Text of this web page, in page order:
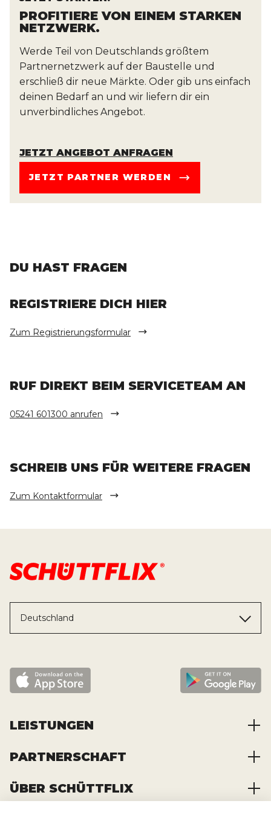
PROFITIERE VON EINEM STARKEN
NETZWERK.
Werde Teil von Deutschlands größtem
Partnernetzwerk auf der Baustelle und
erschließ dir neue Märkte. Oder gib uns einfach
deinen Bedarf an und wir liefern dir ein
unverbindliches Angebot.
JETZT ANGEBOT ANFRAGEN
JETZT PARTNER WERDEN
DU HAST FRAGEN
REGISTRIERE DICH HIER
Zum Registrierungsformular
RUF DIREKT BEIM SERVICETEAM AN
05241 601300 anrufen
SCHREIB UNS FÜR WEITERE FRAGEN
Zum Kontaktformular
Deutschland
LEISTUNGEN
Baustoffe kaufen
Container mieten
PARTNERSCHAFT
Zusammenarbeit
ÜBER SCHÜTTFLIX